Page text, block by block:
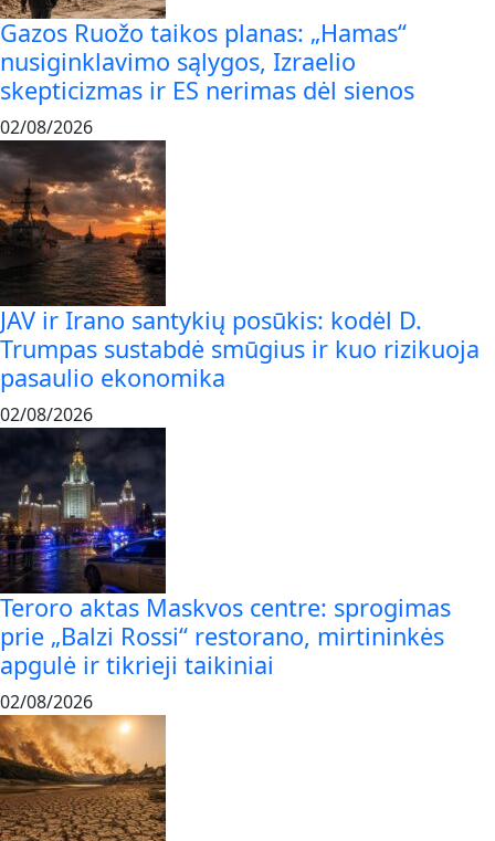
Gazos Ruožo taikos planas: „Hamas“
nusiginklavimo sąlygos, Izraelio
skepticizmas ir ES nerimas dėl sienos
02/08/2026
JAV ir Irano santykių posūkis: kodėl D.
Trumpas sustabdė smūgius ir kuo rizikuoja
pasaulio ekonomika
02/08/2026
Teroro aktas Maskvos centre: sprogimas
prie „Balzi Rossi“ restorano, mirtininkės
apgulė ir tikrieji taikiniai
02/08/2026